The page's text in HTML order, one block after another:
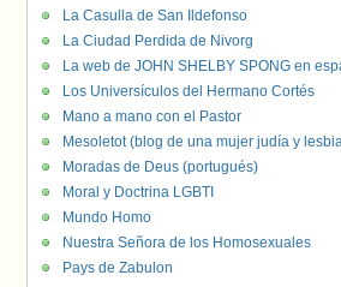
La Casulla de San Ildefonso
La Ciudad Perdida de Nivorg
La web de JOHN SHELBY SPONG en
Los Universículos del Hermano Cortés
Mano a mano con el Pastor
Mesoletot (blog de una mujer judía y
Moradas de Deus (portugués)
Moral y Doctrina LGBTI
Mundo Homo
Nuestra Señora de los Homosexuales
Pays de Zabulon